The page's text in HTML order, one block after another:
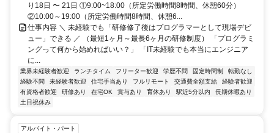
り18日 〜 21日 ①9:00~18:00（所定労働時間8時間、休憩60分）
②10:00～19:00（所定労働時間8時間、休憩6...
仕事内容 ＼ 未経験でも「研修修了後はプログラマーとして現場デビ
ュー」できる ／ （最短1ヶ月～最長6ヶ月の研修制度） 「プログラミ
ングって何から始めればいい？」 「IT未経験でも本当にエンジニア
に...
業界未経験者歓迎 ランチタイム フリーター歓迎 学歴不問 固定時間制
転勤なし
経験不問
未経験者歓迎 住宅手当あり フルリモート 交通費全額支給
経験者歓迎
有資格者歓迎
研修あり 在宅OK 賞与あり 育休あり 駅近5分以内
長期休暇あり
土日祝休み
アルバイト・パート